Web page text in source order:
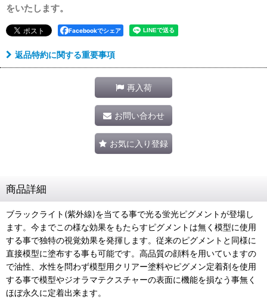
をいたします。
Facebookでシェア
返品特約に関する重要事項
再入荷
お問い合わせ
お気に入り登録
商品詳細
ブラックライト(紫外線)を当てる事で光る蛍光ピグメントが登場し
ます。今までこの様な効果をもたらすピグメントは無く模型に使用
する事で独特の視覚効果を発揮します。従来のピグメントと同様に
直接模型に塗布する事も可能です。高品質の顔料を用いていますの
で油性、水性を問わず模型用クリアー塗料やピグメン定着剤を使用
する事で模型やジオラマテクスチャーの表面に機能を損なう事無く
ほぼ永久に定着出来ます。